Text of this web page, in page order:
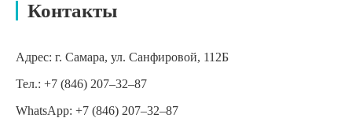
Контакты
Адрес: г. Самара, ул. Санфировой, 112Б
Тел.: +7 (846) 207‒32‒87
WhatsApp: +7 (846) 207‒32‒87